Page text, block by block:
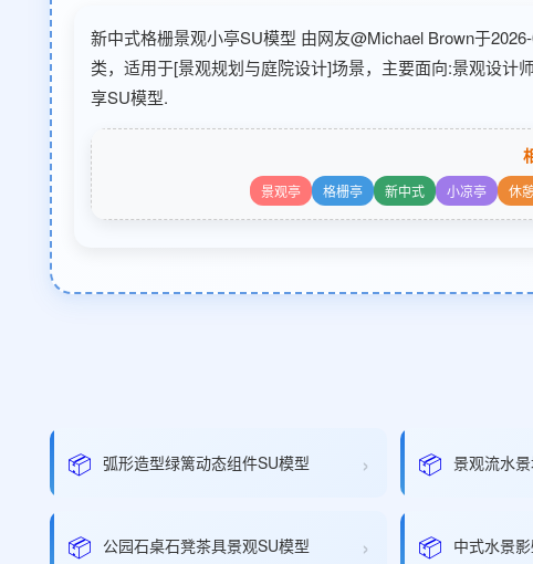
新中式格栅景观小亭SU模型 由网友@Michael Brown于
类，适用于[景观规划与庭院设计]场景，主要面向:景观设
享SU模型.
景观亭 格栅亭 新中式 小凉亭 休
📦 弧形造型绿篱动态组件SU模型 › 📦 景观流水
📦 公园石桌石凳茶具景观SU模型 › 📦 中式水景